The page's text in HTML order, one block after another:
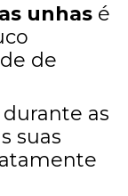
unhas é
de
as
suas